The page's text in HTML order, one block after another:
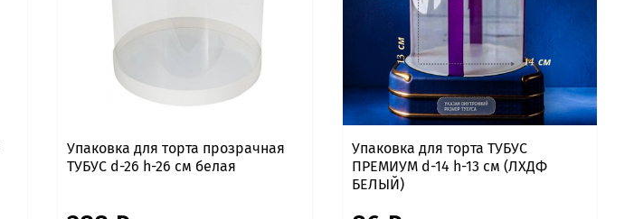
Упаковка для торта прозрачная
ТУБУС d-26 h-26 см белая
Упаковка для торта ТУБУС
ПРЕМИУМ d-14 h-13 см (ЛХДФ
БЕЛЫЙ)